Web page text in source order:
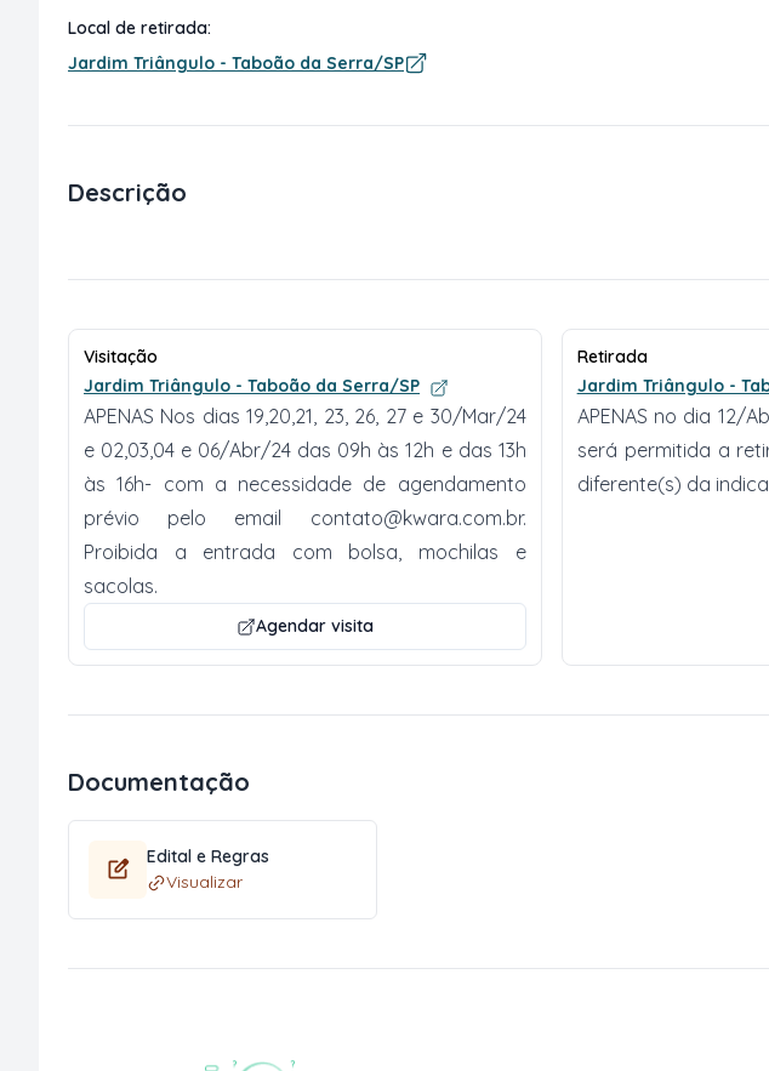
Local de retirada:
Jardim Triângulo - Taboão da Serra/SP
Descrição
Visitação
Jardim Triângulo - Taboão da Serra/SP
APENAS Nos dias 19,20,21, 23, 26, 27 e 30/Mar/24
e 02,03,04 e 06/Abr/24 das 09h às 12h e das 13h
às 16h- com a necessidade de agendamento
prévio pelo email contato@kwara.com.br.
Proibida a entrada com bolsa, mochilas e
sacolas.
Agendar visita
Retirada
Jardim Triângulo -
APENAS no dia 12/
será permitida a
diferente(s) da
Documentação
Edital e Regras
Visualizar